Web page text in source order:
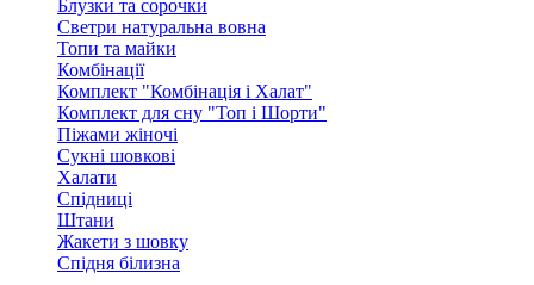
Блузки та сорочки
Светри натуральна вовна
Топи та майки
Комбінації
Комплект "Комбінація і Халат"
Комплект для сну "Топ і Шорти"
Піжами жіночі
Сукні шовкові
Халати
Спідниці
Штани
Жакети з шовку
Спідня білизна